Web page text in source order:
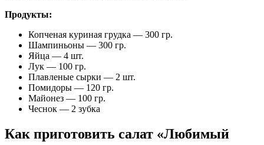
Продукты:
Копченая куриная грудка — 300 гр.
Шампиньоны — 300 гр.
Яйца — 4 шт.
Лук — 100 гр.
Плавленые сырки — 2 шт.
Помидоры — 120 гр.
Майонез — 100 гр.
Чеснок — 2 зубка
Как приготовить салат «Любимый